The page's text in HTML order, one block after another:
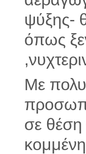
ψύξης-
όπως
Με
σε θέση